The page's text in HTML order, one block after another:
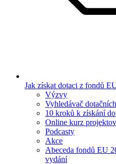
Jak získat dotaci z fondů
Výzvy
Vyhledávač
10 kroků k získání
Online kurz
Podcasty
Akce
Abeceda fondů EU
vydání